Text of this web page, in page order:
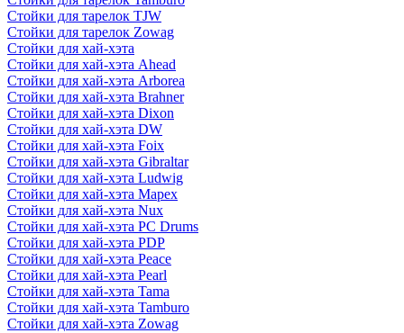
Стойки для тарелок TJW
Стойки для тарелок Zowag
Стойки для хай-хэта
Стойки для хай-хэта Ahead
Стойки для хай-хэта Arborea
Стойки для хай-хэта Brahner
Стойки для хай-хэта Dixon
Стойки для хай-хэта DW
Стойки для хай-хэта Foix
Стойки для хай-хэта Gibraltar
Стойки для хай-хэта Ludwig
Стойки для хай-хэта Mapex
Стойки для хай-хэта Nux
Стойки для хай-хэта PC Drums
Стойки для хай-хэта PDP
Стойки для хай-хэта Peace
Стойки для хай-хэта Pearl
Стойки для хай-хэта Tama
Стойки для хай-хэта Tamburo
Стойки для хай-хэта Zowag